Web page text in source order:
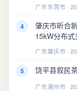
广东东莞市 ·
4
肇庆市昕合
15kW分布
广东肇庆市 ·
5 饶平县叙民
广东潮州市 ·